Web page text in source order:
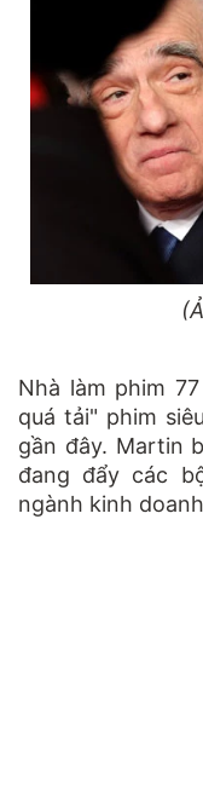
Nhà làm phim
quá tải" phim
gần đây. Martin
đang đẩy các
ngành kinh